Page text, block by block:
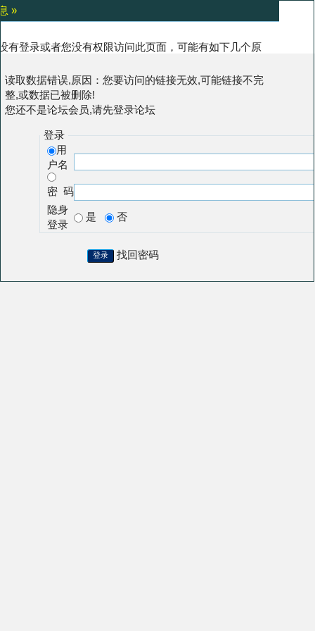
»
有登录或者您没有权限访问此页面，可能有如下几个原
读取数据错误,原因：您要访问的链接无效,可能链接不完
整,或数据已被删除!
您还不是论坛会员,请先登录论坛
登录
用
户名
密 码
隐身
登录
是 否
找回密码